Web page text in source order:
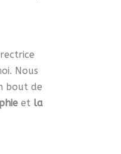
Nous
bout de
et la